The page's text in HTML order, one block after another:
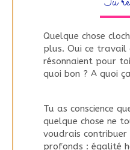
Quelque chose
plus. Oui ce travail
résonnaient pour
quoi bon ? A quoi
Tu as conscience
quelque chose ne
voudrais contribuer
profonds : égalité